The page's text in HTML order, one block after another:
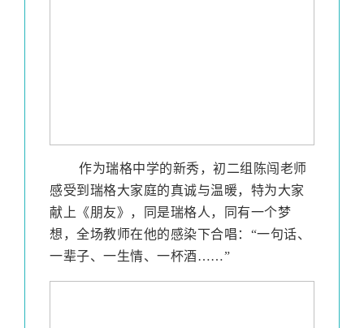
作为瑞格中学的新秀，初二组陈闯老师
感受到瑞格大家庭的真诚与温暖，特为大家
献上《朋友》，同是瑞格人，同有一个梦
想，全场教师在他的感染下合唱：“一句话、
一辈子、一生情、一杯酒……”